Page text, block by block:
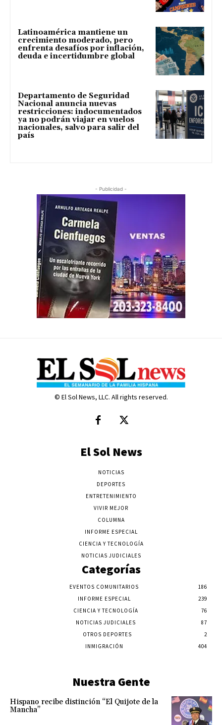
Latinoamérica mantiene un
crecimiento moderado, pero
enfrenta desafíos por inflación,
deuda e incertidumbre global
Departamento de Seguridad
Nacional anuncia nuevas
restricciones: indocumentados
ya no podrán viajar en vuelos
nacionales, salvo para salir del
país
- Publicidad -
© El Sol News, LLC. All rights reserved.
El Sol News
NOTICIAS
DEPORTES
ENTRETENIMIENTO
VIVIR MEJOR
COLUMNA
INFORME ESPECIAL
CIENCIA Y TECNOLOGÍA
NOTICIAS JUDICIALES
Categorías
EVENTOS COMUNITARIOS
186
INFORME ESPECIAL
239
CIENCIA Y TECNOLOGÍA
76
NOTICIAS JUDICIALES
87
OTROS DEPORTES
2
INMIGRACIÓN
404
Nuestra Gente
Hispano recibe distinción “El Quijote de la
Mancha”